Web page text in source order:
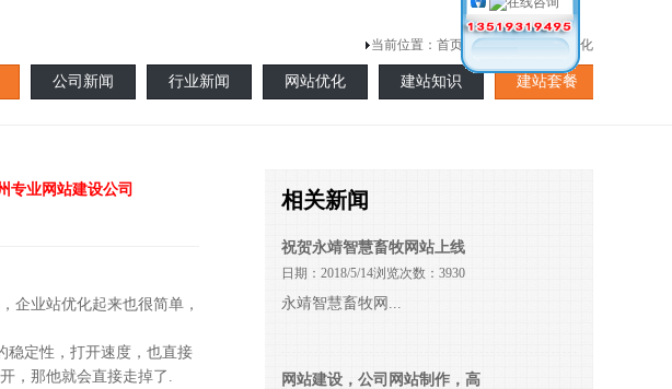
当前位置： 首页 > 新闻中心 >网站优化
公司新闻 行业新闻 网站优化 建站知识 建站套餐
专业网站建设公司
企业站优化起来也很简单，
稳定性，打开速度，也直接
，那他就会直接走掉了.
相关新闻
祝贺永靖智慧畜牧网站上线
日期：2018/5/14浏览次数：3930
永靖智慧畜牧网...
网站建设，公司网站制作，高